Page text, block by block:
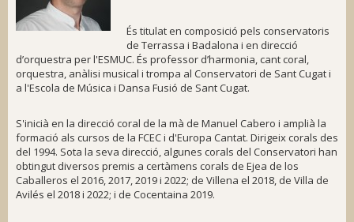
És titulat en composició pels conservatoris
de Terrassa i Badalona i en direcció
d’orquestra per l'ESMUC. És professor d’harmonia, cant coral,
orquestra, anàlisi musical i trompa al Conservatori de Sant Cugat i
a l'Escola de Música i Dansa Fusió de Sant Cugat.
S'inicià en la direcció coral de la mà de Manuel Cabero i amplià la
formació als cursos de la FCEC i d'Europa Cantat. Dirigeix corals des
del 1994. Sota la seva direcció, algunes corals del Conservatori han
obtingut diversos premis a certàmens corals de Ejea de los
Caballeros el 2016, 2017, 2019 i 2022; de Villena el 2018, de Villa de
Avilés el 2018 i 2022; i de Cocentaina 2019.